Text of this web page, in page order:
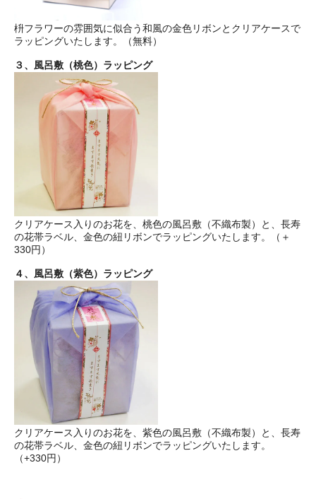
枡フラワーの雰囲気に似合う和風の金色リボンとクリアケースで
ラッピングいたします。（無料）
３、風呂敷（桃色）ラッピング
クリアケース入りのお花を、桃色の風呂敷（不織布製）と、長寿
の花帯ラベル、金色の紐リボンでラッピングいたします。（＋
330円）
４、風呂敷（紫色）ラッピング
クリアケース入りのお花を、紫色の風呂敷（不織布製）と、長寿
の花帯ラベル、金色の紐リボンでラッピングいたします。
（+330円）